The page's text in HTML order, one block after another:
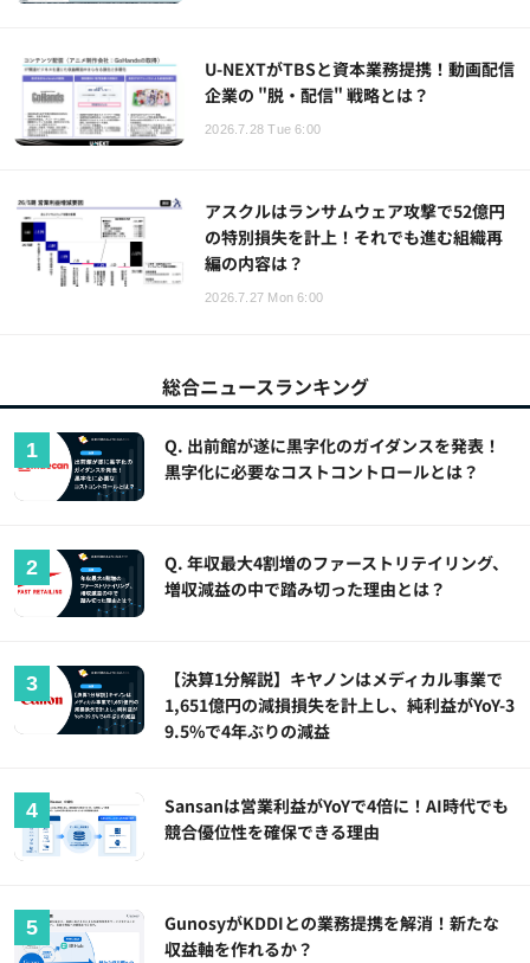
U-NEXTがTBSと資本業務提携！動画配信
企業の "脱・配信" 戦略とは？
2026.7.28 Tue 6:00
アスクルはランサムウェア攻撃で52億円
の特別損失を計上！それでも進む組織再
編の内容は？
2026.7.27 Mon 6:00
総合ニュースランキング
Q. 出前館が遂に黒字化のガイダンスを発表！
黒字化に必要なコストコントロールとは？
Q. 年収最大4割増のファーストリテイリング、
増収減益の中で踏み切った理由とは？
【決算1分解説】キヤノンはメディカル事業で
1,651億円の減損損失を計上し、純利益がYoY-3
9.5%で4年ぶりの減益
Sansanは営業利益がYoYで4倍に！AI時代でも
競合優位性を確保できる理由
GunosyがKDDIとの業務提携を解消！新たな
収益軸を作れるか？